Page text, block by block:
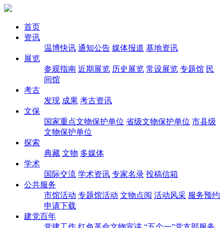
首页
资讯
温博快讯 通知公告 媒体报道 基地资讯
展览
参观指南 近期展览 历史展览 常设展览 专题馆 民
间馆
考古
发现 成果 考古资讯
文保
国家重点文物保护单位 省级文物保护单位 市县级
文物保护单位
探索
典藏 文物 多媒体
学术
国际交流 学术资讯 专家名录 投稿信箱
公共服务
市馆活动 专题馆活动 文物点阅 活动风采 服务预约
申请下载
建党百年